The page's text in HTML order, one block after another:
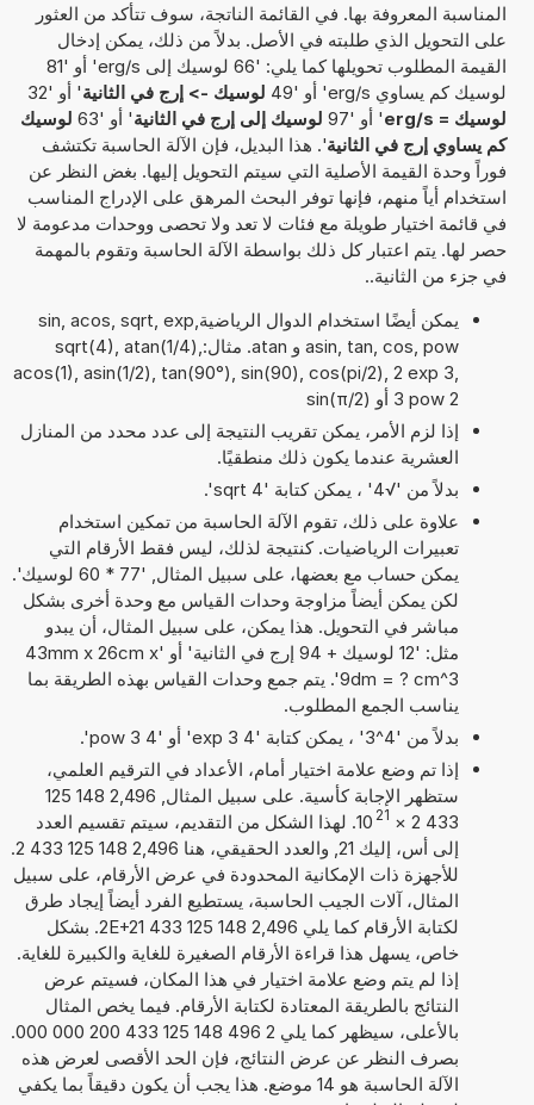
المناسبة المعروفة بها. في القائمة الناتجة، سوف تتأكد من العثور
على التحويل الذي طلبته في الأصل. بدلاً من ذلك، يمكن إدخال
القيمة المطلوب تحويلها كما يلي: '66 لوسيك إلى erg/s' أو '81
لوسيك كم يساوي erg/s' أو '49
لوسيك -> إرج في الثانية' أو '32
لوسيك = erg/s
' أو '97 لوسيك إلى إرج في الثانية' أو '63
لوسيك
كم يساوي إرج في الثانية'. هذا البديل، فإن الآلة الحاسبة تكتشف
فوراً وحدة القيمة الأصلية التي سيتم التحويل إليها. بغض النظر عن
استخدام أياً منهم، فإنها توفر البحث المرهق على الإدراج المناسب
في قائمة اختيار طويلة مع فئات لا تعد ولا تحصى ووحدات مدعومة لا
حصر لها. يتم اعتبار كل ذلك بواسطة الآلة الحاسبة وتقوم بالمهمة
في جزء من الثانية..
يمكن أيضًا استخدام الدوال الرياضيةsin, acos, sqrt, exp,
asin, tan, cos, pow و atan. مثال:sqrt(4), atan(1/4),
acos(1), asin(1/2), tan(90°), sin(90), cos(pi/2), 2 exp 3,
3 pow 2 أو sin(π/2)
إذا لزم الأمر، يمكن تقريب النتيجة إلى عدد محدد من المنازل
العشرية عندما يكون ذلك منطقيًا.
بدلاً من '√4' ، يمكن كتابة 'sqrt 4'.
علاوة على ذلك، تقوم الآلة الحاسبة من تمكين استخدام
تعبيرات الرياضيات. كنتيجة لذلك، ليس فقط الأرقام التي
يمكن حساب مع بعضها، على سبيل المثال, '77 * 60 لوسيك'.
لكن يمكن أيضاً مزاوجة وحدات القياس مع وحدة أخرى بشكل
مباشر في التحويل. هذا يمكن، على سبيل المثال، أن يبدو
مثل: '12 لوسيك + 94 إرج في الثانية' أو '43mm x 26cm x
9dm = ? cm^3'. يتم جمع وحدات القياس بهذه الطريقة بما
يناسب الجمع المطلوب.
بدلاً من '4^3' ، يمكن كتابة '4 exp 3' أو '4 pow 3'.
إذا تم وضع علامة اختيار أمام، الأعداد في الترقيم العلمي،
ستظهر الإجابة كأسية. على سبيل المثال, 2,496 148 125
433 2
×
10 21
. لهذا الشكل من التقديم، سيتم تقسيم العدد
إلى أس، إليك 21, والعدد الحقيقي، هنا 2,496 148 125 433 2.
للأجهزة ذات الإمكانية المحدودة في عرض الأرقام، على سبيل
المثال، آلات الجيب الحاسبة، يستطيع الفرد أيضاً إيجاد طرق
لكتابة الأرقام كما يلي 2,496 148 125 433 2E+21. بشكل
خاص، يسهل هذا قراءة الأرقام الصغيرة للغاية والكبيرة للغاية.
إذا لم يتم وضع علامة اختيار في هذا المكان، فسيتم عرض
النتائج بالطريقة المعتادة لكتابة الأرقام. فيما يخص المثال
بالأعلى، سيظهر كما يلي 2 496 148 125 433 200 000 000.
بصرف النظر عن عرض النتائج، فإن الحد الأقصى لعرض هذه
الآلة الحاسبة هو 14 موضع. هذا يجب أن يكون دقيقاً بما يكفي